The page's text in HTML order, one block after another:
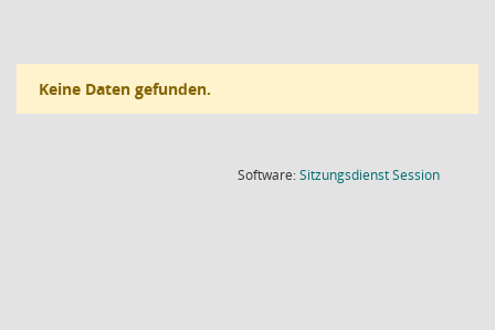
Keine Daten gefunden.
Software:SitzungsdienstSession(Wird in